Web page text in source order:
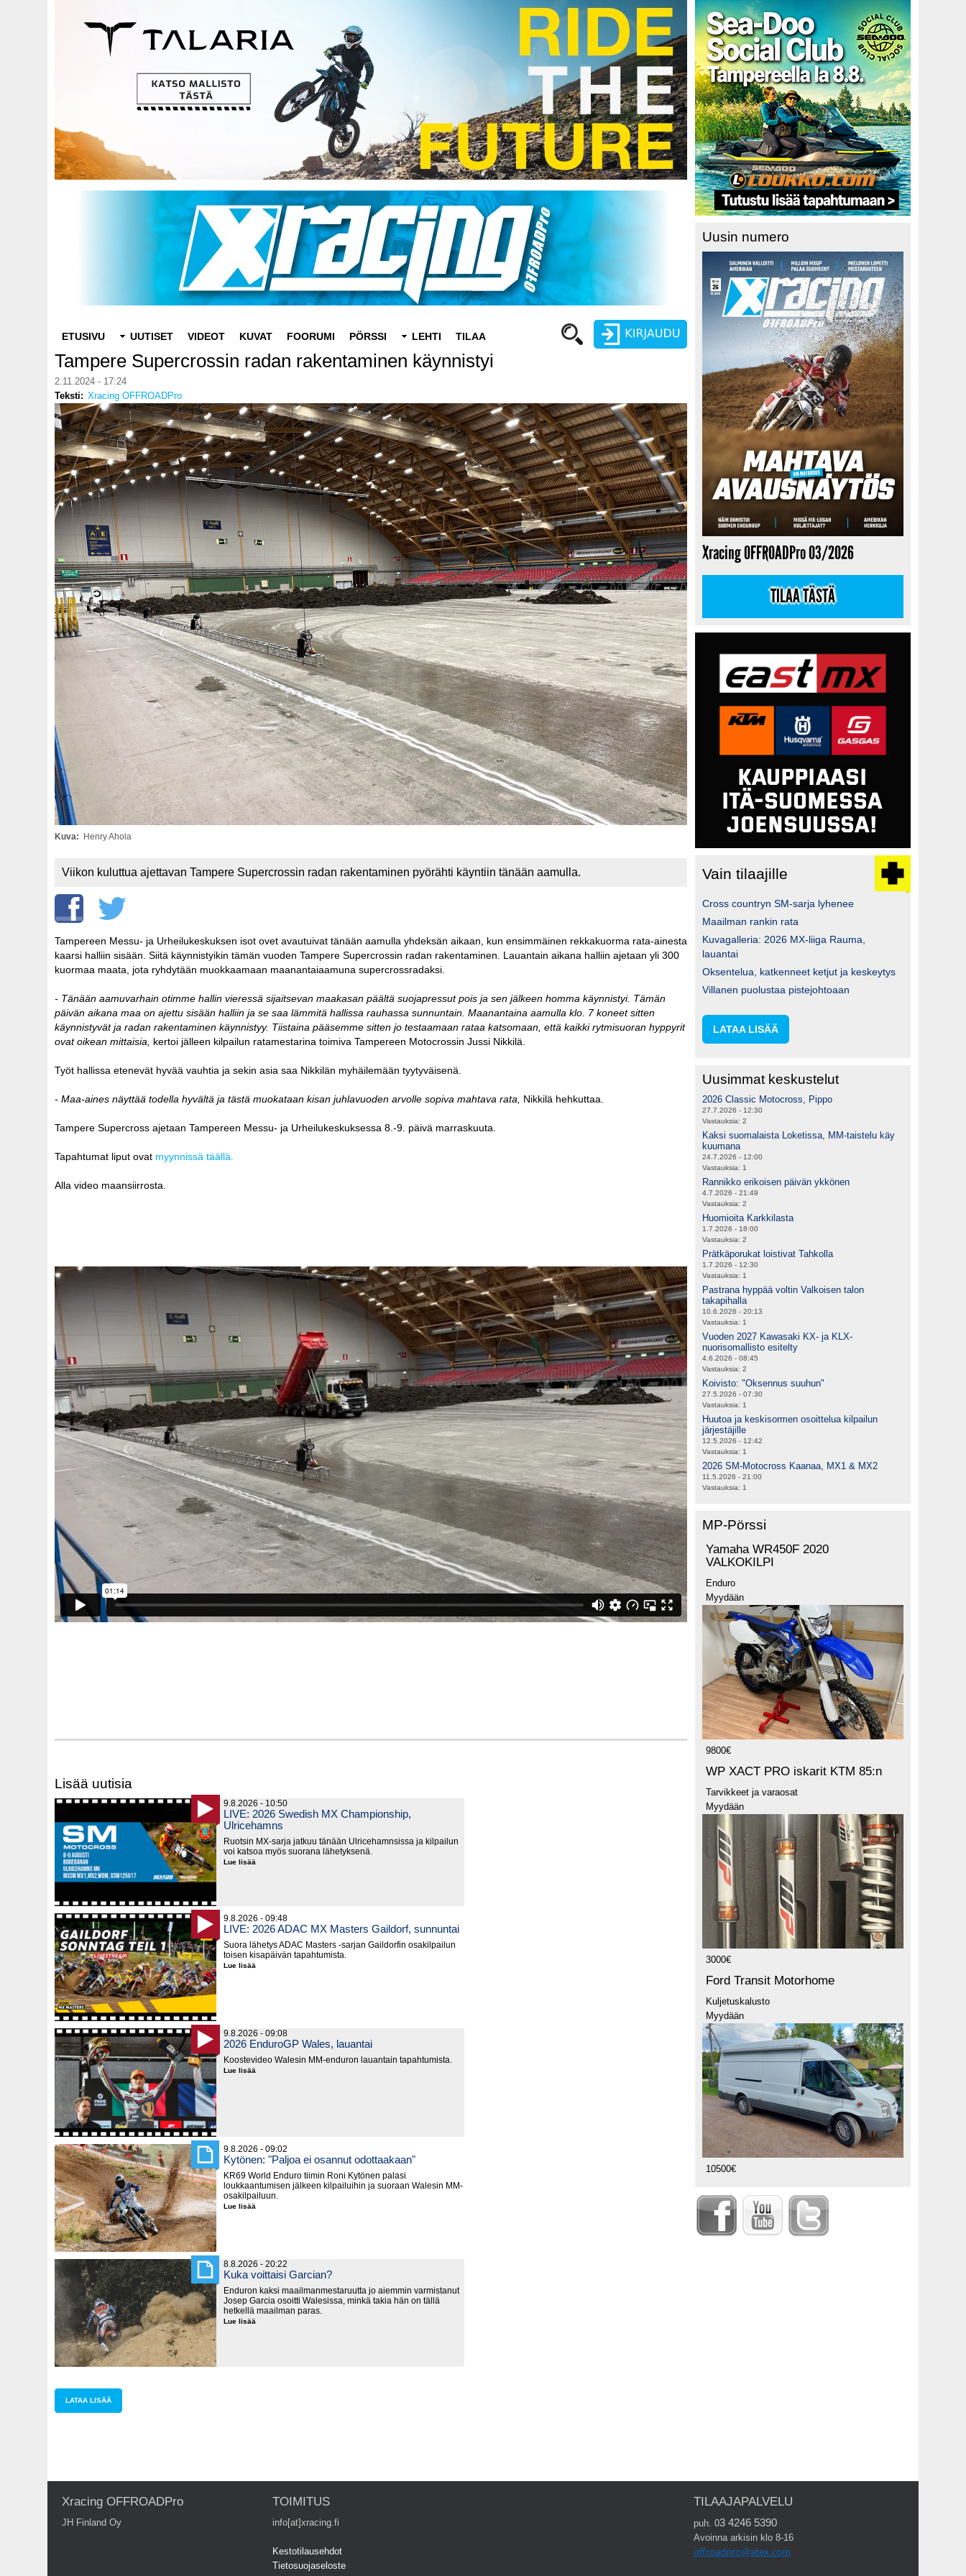
Käyttäjätunnus
Salasana
Luo uusi käyttäjätili
Vaihda salasana
navigation
ETUSIVU UUTISET VIDEOT KUVAT FOORUMI PÖRSSI LEHTI TILAA
Tampere Supercrossin radan rakentaminen käynnistyi
2.11.2024 - 17:24
Teksti
Xracing OFFROADPro
Kuva Henry Ahola
Viikon kuluttua ajettavan Tampere Supercrossin radan rakentaminen pyörähti käyntiin tänään aamulla.
Tampereen Messu- ja Urheilukeskuksen isot ovet avautuivat tänään aamulla yhdeksän aikaan, kun ensimmäinen rekkakuorma rata-ainesta
kaarsi halliin sisään. Siitä käynnistyikin tämän vuoden Tampere Supercrossin radan rakentaminen. Lauantain aikana halliin ajetaan yli 300
kuormaa maata, jota ryhdytään muokkaamaan maanantaiaamuna supercrossradaksi.
- Tänään aamuvarhain otimme hallin vieressä sijaitsevan maakasan päältä suojapressut pois ja sen jälkeen homma käynnistyi. Tämän
päivän aikana maa on ajettu sisään halliin ja se saa lämmitä hallissa rauhassa sunnuntain. Maanantaina aamulla klo. 7 koneet sitten
käynnistyvät ja radan rakentaminen käynnistyy. Tiistaina pääsemme sitten jo testaamaan rataa katsomaan, että kaikki rytmisuoran hyppyrit
ovat oikean mittaisia, kertoi jälleen kilpailun ratamestarina toimiva Tampereen Motocrossin Jussi Nikkilä.
Työt hallissa etenevät hyvää vauhtia ja sekin asia saa Nikkilän myhäilemään tyytyväisenä.
- Maa-aines näyttää todella hyvältä ja tästä muokataan kisan juhlavuoden arvolle sopiva mahtava rata, Nikkilä hehkuttaa.
Tampere Supercross ajetaan Tampereen Messu- ja Urheilukeskuksessa 8.-9. päivä marraskuuta.
Tapahtumat liput ovat myynnissä täällä.
Alla video maansiirrosta.
Lisää uutisia
9.8.2026 - 10:50
LIVE: 2026 Swedish MX Championship,
Ulricehamns
Ruotsin MX-sarja jatkuu tänään Ulricehamnsissa ja kilpailun
voi katsoa myös suorana lähetyksenä.
Lue lisää
9.8.2026 - 09:48
LIVE: 2026 ADAC MX Masters Gaildorf, sunnuntai
Suora lähetys ADAC Masters -sarjan Gaildorfin osakilpailun
toisen kisapäivän tapahtumista.
Lue lisää
9.8.2026 - 09:08
2026 EnduroGP Wales, lauantai
Koostevideo Walesin MM-enduron lauantain tapahtumista.
Lue lisää
9.8.2026 - 09:02
Kytönen: "Paljoa ei osannut odottaakaan"
KR69 World Enduro tiimin Roni Kytönen palasi
loukkaantumisen jälkeen kilpailuihin ja suoraan Walesin MM-
osakilpailuun.
Lue lisää
8.8.2026 - 20:22
Kuka voittaisi Garcian?
Enduron kaksi maailmanmestaruutta jo aiemmin varmistanut
Josep Garcia osoitti Walesissa, minkä takia hän on tällä
hetkellä maailman paras.
Lue lisää
LATAA LISÄÄ
Uusin numero
Xracing OFFROADPro 03/2026
TILAA TÄSTÄ
Vain tilaajille
Cross countryn SM-sarja lyhenee
Maailman rankin rata
Kuvagalleria: 2026 MX-liiga Rauma,
lauantai
Oksentelua, katkenneet ketjut ja keskeytys
Villanen puolustaa pistejohtoaan
LATAA LISÄÄ
Uusimmat keskustelut
2026 Classic Motocross, Pippo
27.7.2026 - 12:30
Vastauksia: 2
Kaksi suomalaista Loketissa, MM-taistelu käy
kuumana
24.7.2026 - 12:00
Vastauksia: 1
Rannikko erikoisen päivän ykkönen
4.7.2026 - 21:49
Vastauksia: 2
Huomioita Karkkilasta
1.7.2026 - 18:00
Vastauksia: 2
Prätkäporukat loistivat Tahkolla
1.7.2026 - 12:30
Vastauksia: 1
Pastrana hyppää voltin Valkoisen talon
takapihalla
10.6.2026 - 20:13
Vastauksia: 1
Vuoden 2027 Kawasaki KX- ja KLX-
nuorisomallisto esitelty
4.6.2026 - 08:45
Vastauksia: 2
Koivisto: "Oksennus suuhun"
27.5.2026 - 07:30
Vastauksia: 1
Huutoa ja keskisormen osoittelua kilpailun
järjestäjille
12.5.2026 - 12:42
Vastauksia: 1
2026 SM-Motocross Kaanaa, MX1 & MX2
11.5.2026 - 21:00
Vastauksia: 1
MP-Pörssi
Yamaha WR450F 2020
VALKOKILPI
Enduro
Myydään
9800€
WP XACT PRO iskarit KTM 85:n
Tarvikkeet ja varaosat
Myydään
3000€
Ford Transit Motorhome
Kuljetuskalusto
Myydään
10500€
Xracing OFFROADPro
JH Finland Oy
TOIMITUS
info[at]xracing.fi
Kestotilausehdot
Tietosuojaseloste
TILAAJAPALVELU
puh. 03 4246 5390
Avoinna arkisin klo 8-16
offroadpro@atex.com